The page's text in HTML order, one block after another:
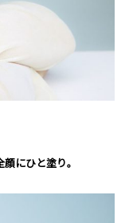
にひと塗り。